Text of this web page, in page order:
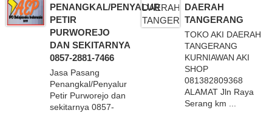
PENANGKAL/PENYALUR
PETIR
PURWOREJO
DAN SEKITARNYA
0857-2881-7466
Jasa Pasang
Penangkal/Penyalur
Petir Purworejo dan
sekitarnya 0857-
DAERAH
TANGERANG
TOKO AKI DAERAH
TANGERANG
KURNIAWAN AKI
SHOP
081382809368
ALAMAT Jln Raya
Serang km ...